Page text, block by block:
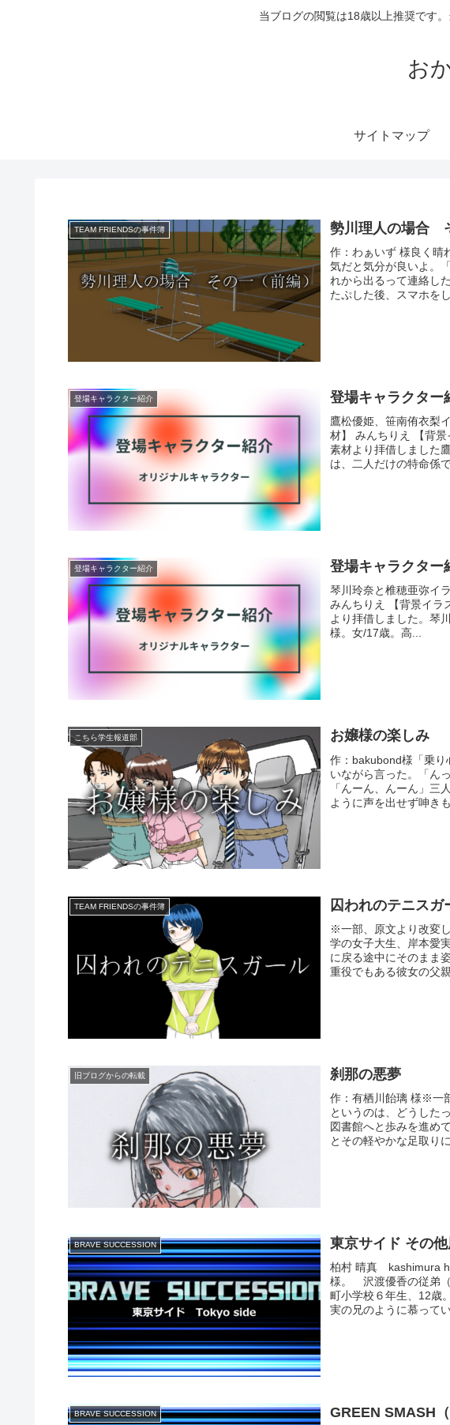
当ブログの閲覧は18歳以上推奨です
お
サイトマップ
TEAM FRIENDSの事件簿 勢川理人の場合
作：わぁいず 様良く晴
気だと気分が良いよ。
れから出るって連絡し
たぷした後、スマホを
登場キャラクター紹介 登場キャラクター
鷹松優姫、笹南侑衣梨
材】 みんちりえ 【背
素材より拝借しました
は、二人だけの特命係
登場キャラクター紹介 登場キャラクター
琴川玲奈と椎穂亜弥イ
みんちりえ 【背景イラ
より拝借しました。琴
様。女/17歳。高...
こちら学生報道部 お嬢様の楽しみ
作：bakubond様「乗
いながら言った。「ん
「んーん、んーん」三
ように声を出せず呻き
TEAM FRIENDSの事件簿 囚われのテニスガ
※一部、原文より改変
学の女子大生、岸本愛
に戻る途中にそのまま
重役でもある彼女の父
旧ブログからの転載 刹那の悪夢
作：有栖川飴璃 様※一
というのは、どうした
図書館へと歩みを進め
とその軽やかな足取り
BRAVE SUCCESSION 東京サイド その
柏村 晴真 kashimura
様。 沢渡優香の従弟
町小学校６年生、12歳
実の兄のように慕って
BRAVE SUCCESSION GREEN SMASH